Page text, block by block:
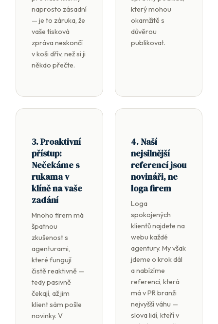
naprosto zásadní
— je to záruka, že
vaše tisková
zpráva neskončí
v koši dřív, než si ji
někdo přečte.
který mohou
okamžitě s
důvěrou
publikovat.
3. Proaktivní
přístup:
Nečekáme s
rukama v
klíně na vaše
zadání
Mnoho firem má
špatnou
zkušenost s
agenturami,
které fungují
čistě reaktivně —
tedy pasivně
čekají, až jim
klient sám pošle
novinky. V
4. Naší
nejsilnější
referencí jsou
novináři, ne
loga firem
Loga
spokojených
klientů najdete na
webu každé
agentury. My však
jdeme o krok dál
a nabízíme
referenci, která
má v PR branži
nejvyšší váhu —
slova lidí, kteří v